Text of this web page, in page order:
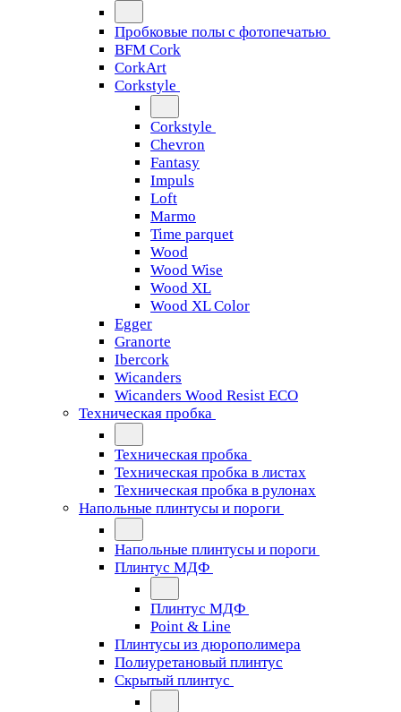
Пробковые полы с фотопечатью
BFM Cork
CorkArt
Corkstyle
Corkstyle
Chevron
Fantasy
Impuls
Loft
Marmo
Time parquet
Wood
Wood Wise
Wood XL
Wood XL Color
Egger
Granorte
Ibercork
Wicanders
Wicanders Wood Resist ECO
Техническая пробка
Техническая пробка
Техническая пробка в листах
Техническая пробка в рулонах
Напольные плинтусы и пороги
Напольные плинтусы и пороги
Плинтус МДФ
Плинтус МДФ
Point & Line
Плинтусы из дюрополимера
Полиуретановый плинтус
Скрытый плинтус